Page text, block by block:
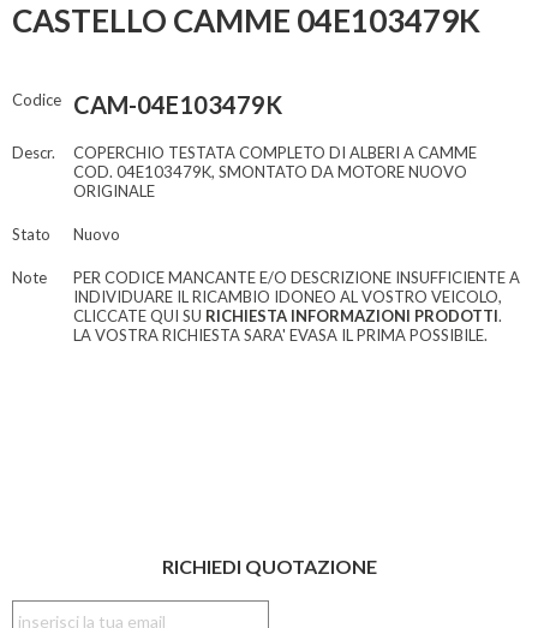
CASTELLO CAMME 04E103479K
Codice CAM-04E103479K
Descr.
COPERCHIO TESTATA COMPLETO DI ALBERI A CAMME
COD. 04E103479K, SMONTATO DA MOTORE NUOVO
ORIGINALE
Stato Nuovo
Note
PER CODICE MANCANTE E/O DESCRIZIONE INSUFFICIENTE A
INDIVIDUARE IL RICAMBIO IDONEO AL VOSTRO VEICOLO,
CLICCATE QUI SU RICHIESTA INFORMAZIONI PRODOTTI.
LA VOSTRA RICHIESTA SARA' EVASA IL PRIMA POSSIBILE.
RICHIEDI QUOTAZIONE